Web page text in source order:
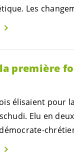
Les
première
élisaient
Elu en